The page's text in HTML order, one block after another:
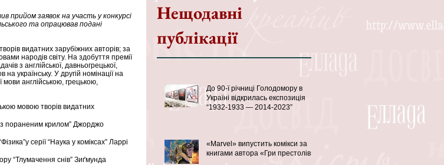
прийом заявок на участь у конкурсі
та опрацював подані
видатних зарубіжних авторів; за
народів світу. На здобуття премії
з англійської, давньогрецької,
на українську. У другій номінації на
мови англійською, грецькою,
мовою творів видатних
з пораненим крилом” Джорджо
серії “Наука у коміксах” Ларрі
“Тлумачення снів” Зиґмунда
Нещодавні
публікації
До 90-ї річниці Голодомору в
Україні відкрилась експозиція
“1932-1933 — 2014-2023”
«Marvel» випустить комікси за
книгами автора «Гри престолів»